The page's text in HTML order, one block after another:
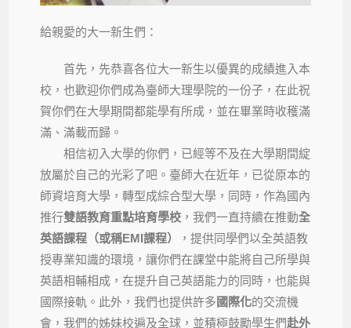
給親愛的大一新生們：
首先，先恭喜各位大一新生以優異的成績進入本
校，也歡迎你們成為臺師大理學院的一份子，在此祝
賀你們在大學期間都能學有所成，並在畢業時收穫滿
滿、滿載而歸。
相信初入大學的你們，已經等不及在大學期間綻
放屬於自己的光彩了吧。臺師大在近年，已從原本的
師資培育大學，轉型成綜合型大學，同時，作為國內
推行雙語教育重點培育學校 ，我們一直持續在推動全
英語課程（或稱EMI課程）
，提供同學們以全英語教
授專業知識的環境，讓你們在課堂中能將自己所學與
英語相輔相成，在提升自己英語能力的同時，也能與
國際接軌。此外，我們也提供許多 國際化的交流機
會，我們的姊妹校遍及全球，並積極鼓勵學生們赴外